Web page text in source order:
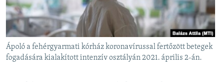
KLÍMAVÁLTOZÁS
A MÚLT TANULSÁGAI
KÖVESSEN MINKET!
Ápoló a fehérgyarmati kórház koronavírussal fertőzött betegek
fogadására kialakított intenzív osztályán 2021. április 2-án.